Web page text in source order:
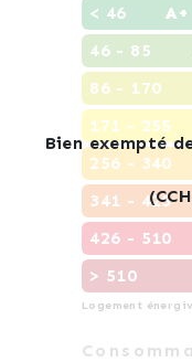
A+
< 46
46 - 85
86 - 170
171 - 255
256 - 340
341 - 425
426 - 510
> 510
Logement